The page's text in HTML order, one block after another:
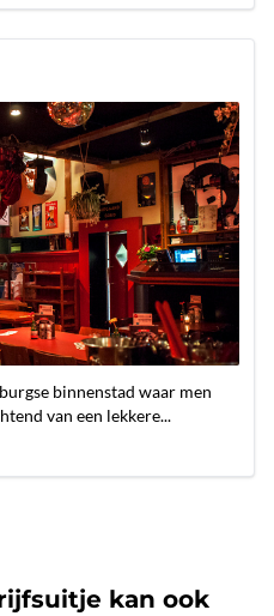
binnenstad waar men
van een lekkere...
kan ook